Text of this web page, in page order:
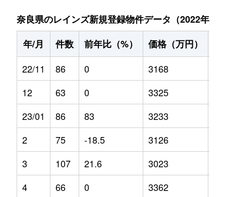
奈良県のレインズ新規登録物件データ（2022年11
年/月
件数 前年比（%） 価格（万円）
22/11
86 0 3168
12
63 0 3325
23/01
86 83 3233
2
75 -18.5 3126
3
107 21.6 3023
4
66 0 3362